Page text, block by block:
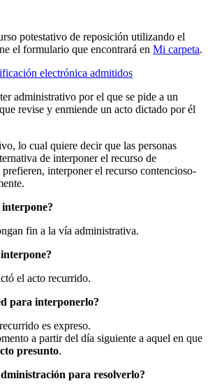
potestativo de reposición utilizando el
el formulario que encontrará en Mi carpeta.
electrónica admitidos
administrativo por el que se pide a un
revise y enmiende un acto dictado por él
lo cual quiere decir que las personas
de interponer el recurso de
interponer el recurso contencioso-
interpone?
fin a la vía administrativa.
el acto recurrido.
para interponerlo?
es expreso.
a partir del día siguiente a aquel en que
presunto.
para resolverlo?